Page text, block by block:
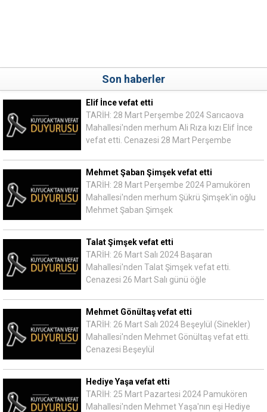
Son haberler
Elif İnce vefat etti
TARİH: 28 Mart Perşembe 2024 Sarıcaova
Mahallesi'nden merhum Ali Rıza kızı Elif İnce
vefat etti. Cenazesi 28 Mart Perşembe
Mehmet Şaban Şimşek vefat etti
TARİH: 28 Mart Perşembe 2024 Pamukören
Mahallesi'nden merhum Şükrü Şimşek'in oğlu
Mehmet Şaban Şimşek
Talat Şimşek vefat etti
TARİH: 26 Mart Salı 2024 Başaran
Mahallesi'nden Talat Şimşek vefat etti.
Cenazesi 26 Mart Salı günü öğle
Mehmet Gönültaş vefat etti
TARİH: 26 Mart Salı 2024 Beşeylül (Sinekler)
Mahallesi'nden Mehmet Gönültaş vefat etti.
Cenazesi Beşeylül
Hediye Yaşa vefat etti
TARİH: 25 Mart Pazartesi 2024 Pamukören
Mahallesi'nden Mehmet Yaşa'nın eşi Hediye